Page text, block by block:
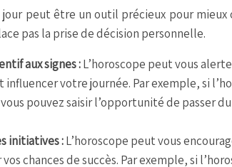
jour peut être un outil précieux pour
pas la prise de décision personnelle.
aux signes :L’horoscope peut vous
influencer votre journée. Par exemple, si
pouvez saisir l’opportunité de passer
initiatives :L’horoscope peut vous
chances de succès. Par exemple, si